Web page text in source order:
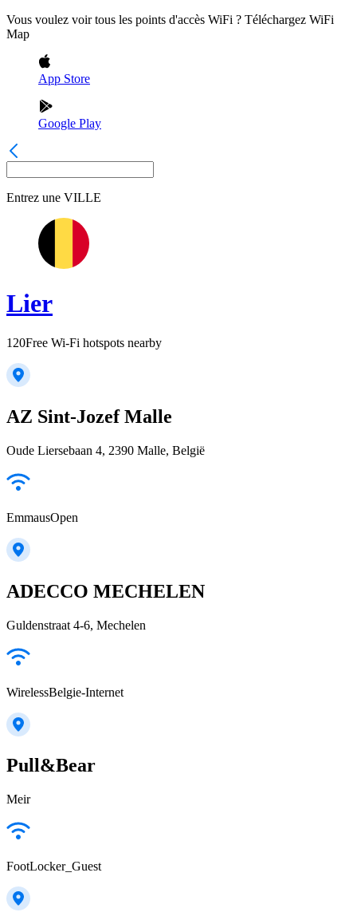
Vous voulez voir tous les points d'accès WiFi ? Téléchargez WiFi
Map
App Store
Google Play
Entrez une VILLE
Lier
120Free Wi-Fi hotspots nearby
AZ Sint-Jozef Malle
Oude Liersebaan 4, 2390 Malle, België
EmmausOpen
ADECCO MECHELEN
Guldenstraat 4-6, Mechelen
WirelessBelgie-Internet
Pull&Bear
Meir
FootLocker_Guest